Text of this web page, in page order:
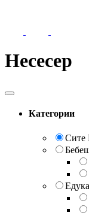
Несесер
Категории
Сите